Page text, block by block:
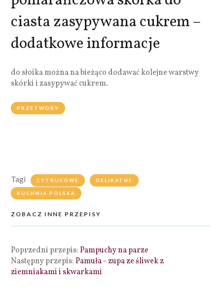
ciasta zasypywana cukrem –
dodatkowe informacje
do słoika można na bieżąco dodawać kolejne warstwy
skórki i zasypywać cukrem.
PRZETWORY
Tagi CYTRUSOWE DELIKATNE
KUCHNIA POLSKA
ZOBACZ INNE PRZEPISY
Poprzedni przepis:Pampuchy na parze
Następny przepis:Pamuła - zupa ze śliwek z
ziemniakami i skwarkami